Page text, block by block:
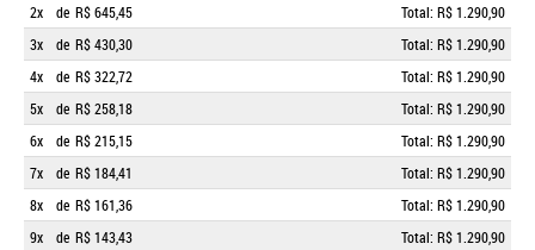
2x
de R$ 645,45
Total: R$ 1.290,90
3x
de R$ 430,30
Total: R$ 1.290,90
4x
de R$ 322,72
Total: R$ 1.290,90
5x
de R$ 258,18
Total: R$ 1.290,90
6x
de R$ 215,15
Total: R$ 1.290,90
7x
de R$ 184,41
Total: R$ 1.290,90
8x
de R$ 161,36
Total: R$ 1.290,90
9x
de R$ 143,43
Total: R$ 1.290,90